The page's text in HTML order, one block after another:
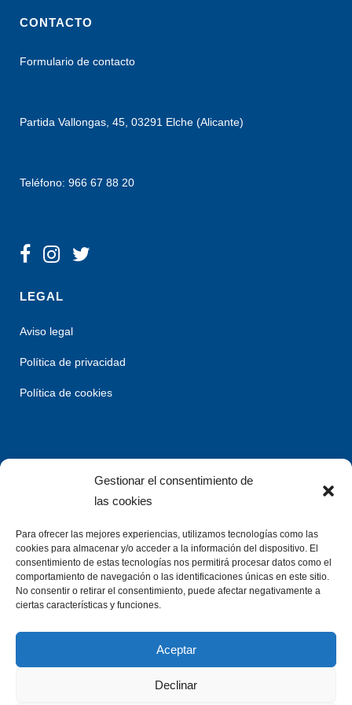
Gestionar el consentimiento de
las cookies
Para ofrecer las mejores experiencias, utilizamos tecnologías como las
cookies para almacenar y/o acceder a la información del dispositivo. El
consentimiento de estas tecnologías nos permitirá procesar datos como el
comportamiento de navegación o las identificaciones únicas en este sitio.
No consentir o retirar el consentimiento, puede afectar negativamente a
ciertas características y funciones.
Aceptar
Declinar
CONTACTO
Formulario de contacto
Partida Vallongas, 45, 03291 Elche (Alicante)
Teléfono: 966 67 88 20
LEGAL
Aviso legal
Política de privacidad
Política de cookies